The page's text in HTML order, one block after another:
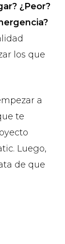
¿Peor?
los que
a
te
Luego,
de que